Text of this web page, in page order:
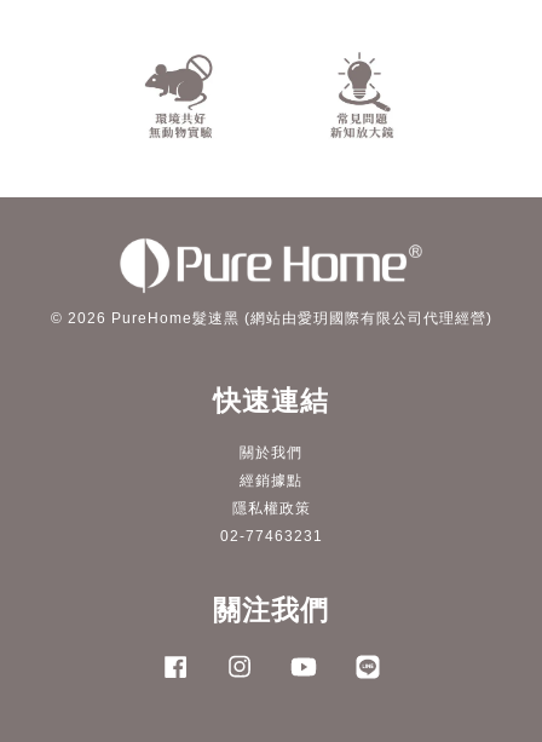
© 2026 PureHome髮速黑 (網站由愛玥國際有限公司代理經營)
快速連結
關於我們
經銷據點
隱私權政策
02-77463231
關注我們
Facebook Instagram YouTube